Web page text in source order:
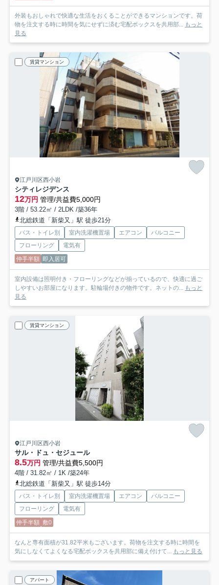
外装もおしゃれで快適な生活をおくることができるマンションです。荷
物を注文する時に時間を気にせずに済む宅配ボックスを共用部... もっと
見る
賃貸マンション
江戸川区西小岩
シティレジデンス
12万円 管理/共益費5,000円
3階 / 53.22㎡ / 2LDK /築36年
北総鉄道「新柴又」駅 徒歩21分
バス・トイレ別 室内洗濯機置場 エアコン
バルコニー
フローリング
電気有
仲手半額 即入居可
室内設備は照明付き・フローリングなどが揃っているので、快適に過ご
しやすいお部屋になります。駐輪場付きの物件です。ネットの... もっと
見る
賃貸マンション
江戸川区西小岩
サル・ドュ・セジュール
8.5万円 管理/共益費5,500円
4階 / 31.82㎡ / 1K /築24年
北総鉄道「新柴又」駅 徒歩14分
バス・トイレ別 室内洗濯機置場 エアコン
バルコニー
フローリング
電気有
仲手半額 敷0
なんと専有面積が31.82平米もございます。荷物を注文する時に時間を
気にしなくてよくなる宅配ボックスを共用部に備え付けて... もっと見る
アパート